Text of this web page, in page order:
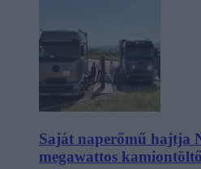
Saját naperőmű hajtja
megawattos